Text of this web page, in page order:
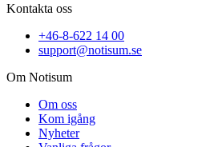
Kontakta oss
+46-8-622 14 00
support@notisum.se
Om Notisum
Om oss
Kom igång
Nyheter